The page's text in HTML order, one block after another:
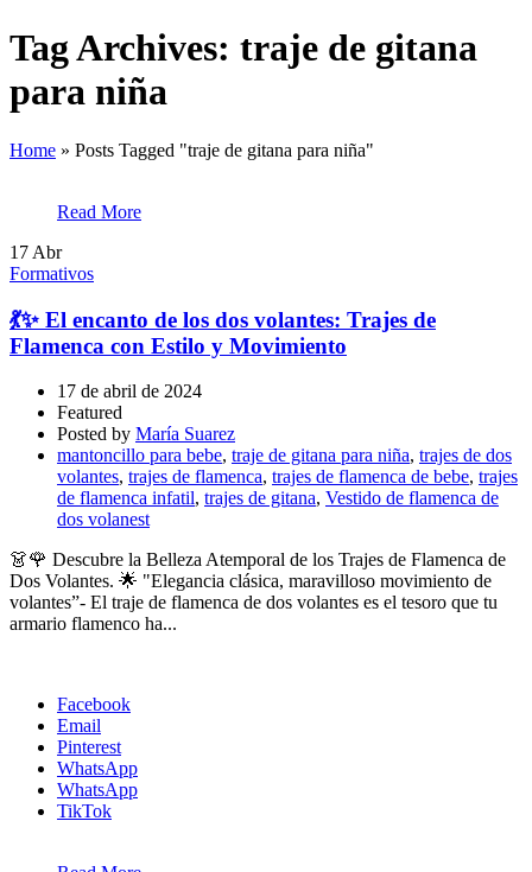
Tag Archives: traje de gitana
para niña
Home » Posts Tagged "traje de gitana para niña"
Read More
17 Abr
Formativos
💃✨ El encanto de los dos volantes: Trajes de
Flamenca con Estilo y Movimiento
17 de abril de 2024
Featured
Posted by María Suarez
mantoncillo para bebe, traje de gitana para niña, trajes de dos
volantes, trajes de flamenca, trajes de flamenca de bebe, trajes
de flamenca infatil, trajes de gitana, Vestido de flamenca de
dos volanest
👗🌹 Descubre la Belleza Atemporal de los Trajes de Flamenca de
Dos Volantes. 🌟 "Elegancia clásica, maravilloso movimiento de
volantes”- El traje de flamenca de dos volantes es el tesoro que tu
armario flamenco ha...
Facebook
Email
Pinterest
WhatsApp
WhatsApp
TikTok